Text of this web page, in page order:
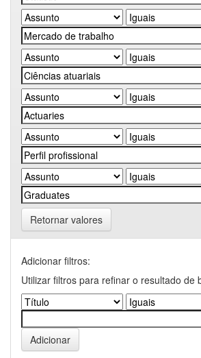
Retornar valores
Adicionar filtros:
Utilizar filtros para refinar o resultado de